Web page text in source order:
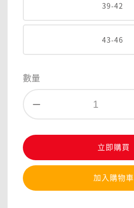
39-42
43-46
數量
立即購買
加入購物車